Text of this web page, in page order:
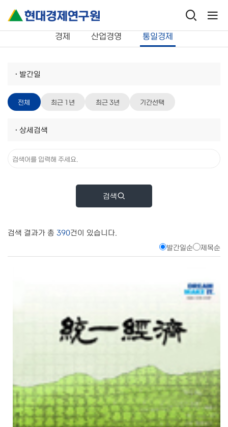
연구보고서
경제 산업경영 통일경제
· 발간일
전체 최근 1년 최근 3년 기간선택
· 상세검색
검색
검색 결과가 총 390건이 있습니다.
발간일순 제목순